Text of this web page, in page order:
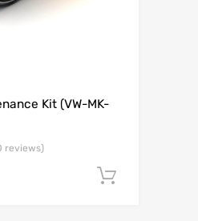
Kit (VW-MK-
reviews)